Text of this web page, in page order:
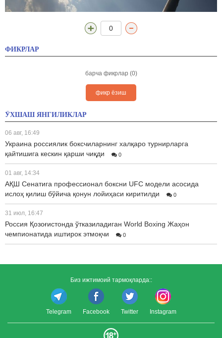
0
ФИКРЛАР
барча фикрлар (0)
фикр ёзиш
ЎХШАШ ЯНГИЛИКЛАР
06 авг, 16:49
Украина россиялик боксчиларнинг халқаро турнирларга
қайтишига кескин қарши чиқди
0
01 авг, 14:34
АҚШ Сенатига профессионал боксни UFC модели асосида
ислоҳ қилиш бўйича қонун лойиҳаси киритилди
0
31 июл, 16:47
Россия Қозоғистонда ўтказиладиган World Boxing Жаҳон
чемпионатида иштирок этмоқчи
0
Биз ижтимоий тармоқларда::
Telegram Facebook Twitter Instagram